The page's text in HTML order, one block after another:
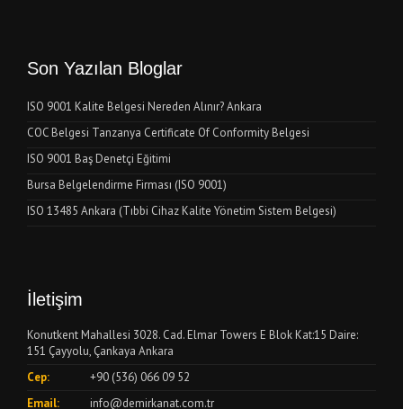
Son Yazılan Bloglar
ISO 9001 Kalite Belgesi Nereden Alınır? Ankara
COC Belgesi Tanzanya Certificate Of Conformity Belgesi
ISO 9001 Baş Denetçi Eğitimi
Bursa Belgelendirme Firması (ISO 9001)
ISO 13485 Ankara (Tıbbi Cihaz Kalite Yönetim Sistem Belgesi)
İletişim
Konutkent Mahallesi 3028. Cad. Elmar Towers E Blok Kat:15 Daire:
151 Çayyolu, Çankaya Ankara
Cep:
+90 (536) 066 09 52
Email:
info@demirkanat.com.tr